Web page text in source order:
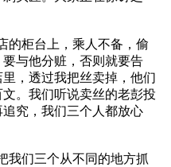
的柜台上，乘人不备，偷
与他分赃，否则就要告
，透过我把丝卖掉，他们
。我们听说卖丝的老彭投
究，我们三个人都放心
我们三个从不同的地方抓